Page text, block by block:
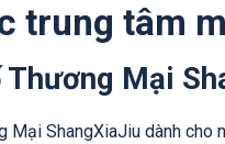
trung tâm
Thương Mại
Mại ShangXiaJiu dành